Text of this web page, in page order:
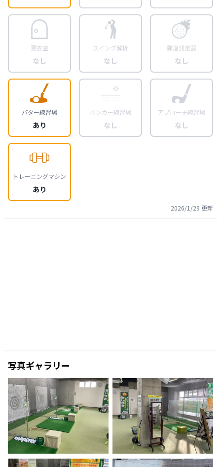
更衣室
なし
スイング解析
なし
弾道測定器
なし
パター練習場
あり
バンカー練習場
なし
アプローチ練習場
なし
トレーニングマシン
あり
2026/1/29 更新
写真ギャラリー